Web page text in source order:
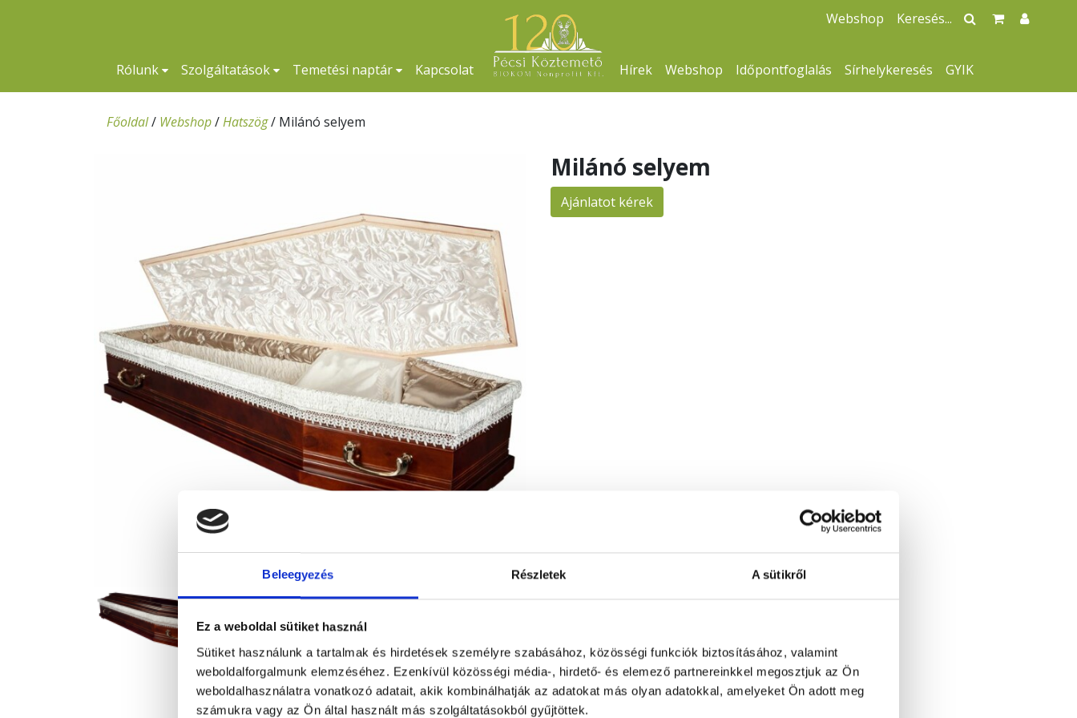
Beleegyezés Részletek A sütikről
Ez a weboldal sütiket használ
Sütiket használunk a tartalmak és hirdetések személyre szabásához, közösségi funkciók biztosításához, valamint
weboldalforgalmunk elemzéséhez. Ezenkívül közösségi média-, hirdető- és elemező partnereinkkel megosztjuk az Ön
weboldalhasználatra vonatkozó adatait, akik kombinálhatják az adatokat más olyan adatokkal, amelyeket Ön adott meg
számukra vagy az Ön által használt más szolgáltatásokból gyűjtöttek.
Rólunk Szolgáltatások Temetési naptár Kapcsolat Hírek Webshop Időpontfoglalás Sírhelykeresés GYIK
Webshop
Főoldal/ Webshop/Hatszög/ Milánó selyem
Milánó selyem
Ajánlatot kérek